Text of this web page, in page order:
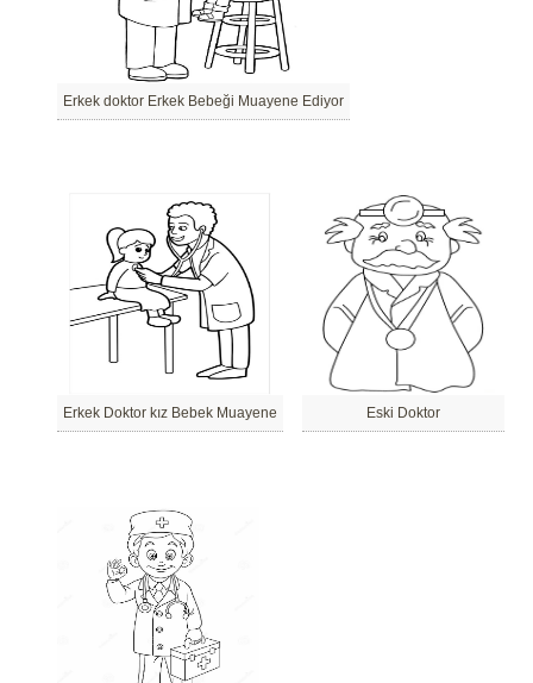
Erkek doktor Erkek Bebeği Muayene Ediyor
Erkek Doktor kız Bebek Muayene Eski Doktor